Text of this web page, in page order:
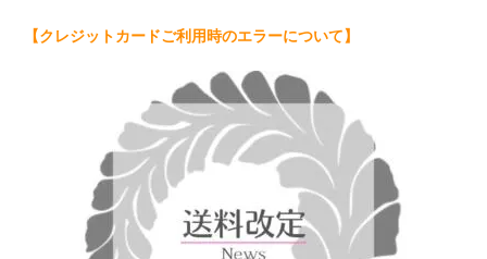
【クレジットカードご利用時のエラーについて】